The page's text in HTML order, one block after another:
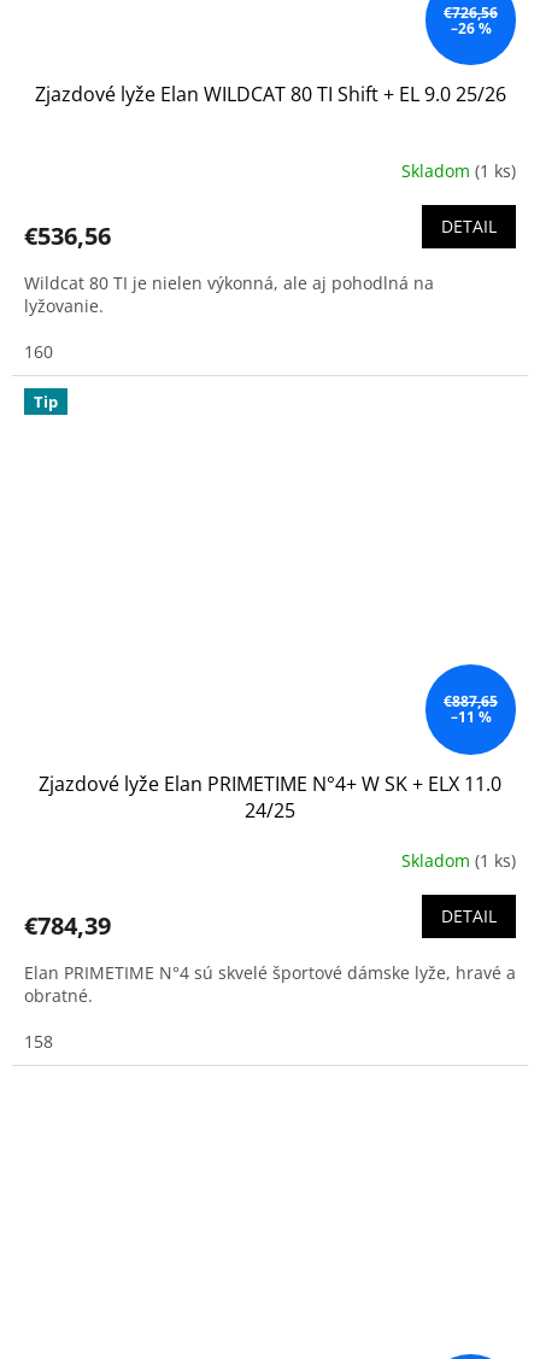
€726,56
–26 %
Zjazdové lyže Elan WILDCAT 80 TI Shift + EL 9.0 25/26
Skladom (1 ks)
€536,56 DETAIL
Wildcat 80 TI je nielen výkonná, ale aj pohodlná na
lyžovanie.
160
Tip
€887,65
–11 %
Zjazdové lyže Elan PRIMETIME N°4+ W SK + ELX 11.0
24/25
Skladom (1 ks)
€784,39 DETAIL
Elan PRIMETIME N°4 sú skvelé športové dámske lyže, hravé a
obratné.
158